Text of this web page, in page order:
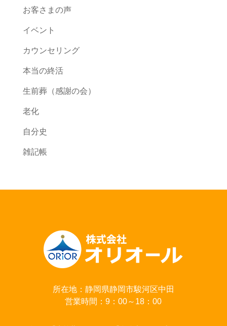
お客さまの声
イベント
カウンセリング
本当の終活
生前葬（感謝の会）
老化
自分史
雑記帳
所在地：静岡県静岡市駿河区中田
営業時間：9：00～18：00